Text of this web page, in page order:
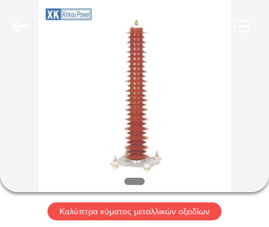
ΓΎΡΟΣ
ΕΡΓΟΣΤΑΣΊΩΝ
Καλύπτρα κύματος μεταλλικών οξειδίων